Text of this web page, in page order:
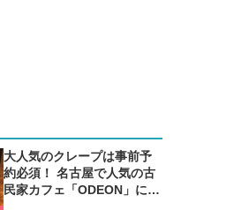
大人気のクレープは事前予
約必須！ 名古屋で人気の古
民家カフェ「ODEON」に行